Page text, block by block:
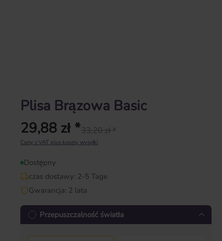
Plisa Brązowa Basic
Cena regularna:
29,88 zł *33,20 zł *
Ceny z VAT plus koszty wysyłki
Dostępny
czas dostawy: 2-5 Tage
Gwarancja: 2 lata
Przepuszczalność światła